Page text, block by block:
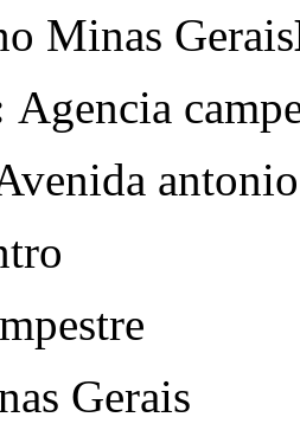
Minas Gerais
Agencia
Gerais